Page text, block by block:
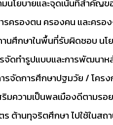
นโยบายและจุดเน้นที่สำคัญ
ครองตน ครองคน และครอง
นศึกษาในพื้นที่รับผิดชอบ นโ
จัดทำรูปแบบและการพัฒนา
จัดการศึกษาปฐมวัย / โคร
มความเป็นพลเมืองดีตามร
ต้านทุจริตศึกษา ไปใช้ในส